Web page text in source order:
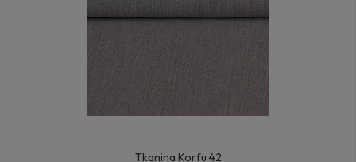
Tkanina Korfu 42